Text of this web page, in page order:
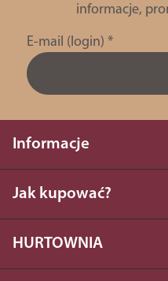
informacje,
E-mail (login) *
Informacje
Jak kupować?
HURTOWNIA